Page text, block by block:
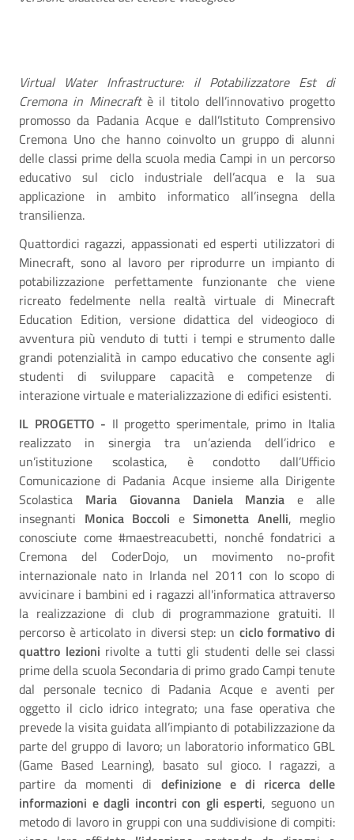
Virtual Water Infrastructure: il Potabilizzatore Est di
Cremona in Minecraftè il titolo dell’innovativo progetto
promosso da Padania Acque e dall’Istituto Comprensivo
Cremona Uno che hanno coinvolto un gruppo di alunni
delle classi prime della scuola media Campi in un percorso
educativo sul ciclo industriale dell’acqua e la sua
applicazione in ambito informatico all’insegna della
transilienza.
Quattordici ragazzi, appassionati ed esperti utilizzatori di
Minecraft, sono al lavoro per riprodurre un impianto di
potabilizzazione perfettamente funzionante che viene
ricreato fedelmente nella realtà virtuale di Minecraft
Education Edition, versione didattica del videogioco di
avventura più venduto di tutti i tempi e strumento dalle
grandi potenzialità in campo educativo che consente agli
studenti di sviluppare capacità e competenze di
interazione virtuale e materializzazione di edifici esistenti.
IL PROGETTO - Il progetto sperimentale, primo in Italia
realizzato in sinergia tra un’azienda dell’idrico e
un’istituzione scolastica, è condotto dall’Ufficio
Comunicazione di Padania Acque insieme alla Dirigente
Scolastica Maria Giovanna Daniela Manzia e alle
insegnanti Monica Boccoli e Simonetta Anelli, meglio
conosciute come #maestreacubetti, nonché fondatrici a
Cremona del CoderDojo, un movimento no-profit
internazionale nato in Irlanda nel 2011 con lo scopo di
avvicinare i bambini ed i ragazzi all'informatica attraverso
la realizzazione di club di programmazione gratuiti. Il
percorso è articolato in diversi step: un ciclo formativo di
quattro lezioni rivolte a tutti gli studenti delle sei classi
prime della scuola Secondaria di primo grado Campi tenute
dal personale tecnico di Padania Acque e aventi per
oggetto il ciclo idrico integrato; una fase operativa che
prevede la visita guidata all’impianto di potabilizzazione da
parte del gruppo di lavoro; un laboratorio informatico GBL
(Game Based Learning), basato sul gioco. I ragazzi, a
partire da momenti di definizione e di ricerca delle
informazioni e dagli incontri con gli esperti, seguono un
metodo di lavoro in gruppi con una suddivisione di compiti: